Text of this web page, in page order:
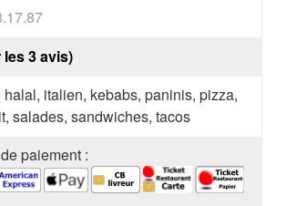
les 3 avis)
halal, italien, kebabs, paninis, pizza,
salades, sandwiches, tacos
paiement :